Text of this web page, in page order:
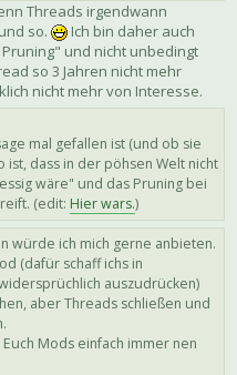
Threads irgendwann
so.
Ich bin daher auch
und nicht unbedingt
so 3 Jahren nicht mehr
nicht mehr von Interesse.
mal gefallen ist (und ob sie
dass in der pöhsen Welt nicht
wäre" und das Pruning bei
(edit: Hier wars.)
würde ich mich gerne anbieten.
(dafür schaff ichs in
auszudrücken)
aber Threads schließen und
Mods einfach immer nen